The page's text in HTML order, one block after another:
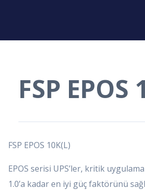
FSP EPOS
FSP EPOS 10K(L)
EPOS serisi UPS’ler, kritik
1.0’a kadar en iyi güç faktörünü